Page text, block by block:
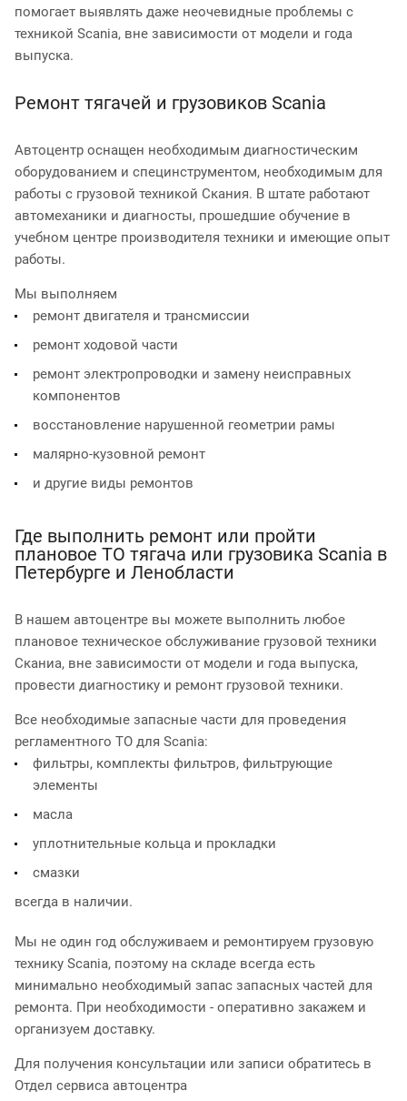
помогает выявлять даже неочевидные проблемы c
техникой Scania, вне зависимости от модели и года
выпуска.
Ремонт тягачей и грузовиков Scania
Автоцентр оснащен необходимым диагностическим
оборудованием и специнструментом, необходимым для
работы с грузовой техникой Скания. В штате работают
автомеханики и диагносты, прошедшие обучение в
учебном центре производителя техники и имеющие опыт
работы.
Мы выполняем
ремонт двигателя и трансмиссии
ремонт ходовой части
ремонт электропроводки и замену неисправных
компонентов
восстановление нарушенной геометрии рамы
малярно-кузовной ремонт
и другие виды ремонтов
Где выполнить ремонт или пройти
плановое ТО тягача или грузовика Scania в
Петербурге и Ленобласти
В нашем автоцентре вы можете выполнить любое
плановое техническое обслуживание грузовой техники
Сканиа, вне зависимости от модели и года выпуска,
провести диагностику и ремонт грузовой техники.
Все необходимые запасные части для проведения
регламентного ТО для Scania:
фильтры, комплекты фильтров, фильтрующие
элементы
масла
уплотнительные кольца и прокладки
смазки
всегда в наличии.
Мы не один год обслуживаем и ремонтируем грузовую
технику Scania, поэтому на складе всегда есть
минимально необходимый запас запасных частей для
ремонта. При необходимости - оперативно закажем и
организуем доставку.
Для получения консультации или записи обратитесь в
Отдел сервиса автоцентра